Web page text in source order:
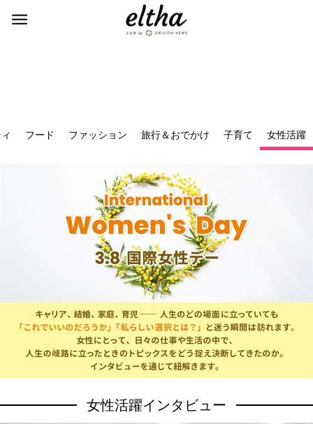
フード ファッション 旅行＆おでかけ 子育て 女性活躍
女性活躍インタビュー